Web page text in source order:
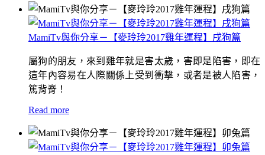
MamiTv與你分享－【麥玲玲2017雞年運程】戌狗篇
屬狗的朋友，來到雞年就是害太歲，害即是陷害，即在
這年內容易在人際關係上受到衝擊，或者是被人陷害，
篤背脊！
Read more